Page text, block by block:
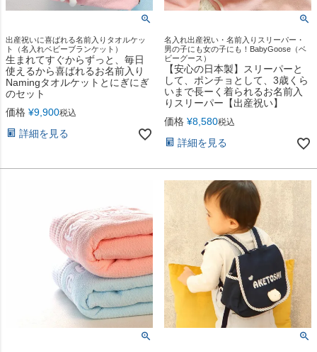
出産祝いに喜ばれる名前入りタオルケッ
ト（名入れベビーブランケット）
生まれてすぐからずっと、毎日
使えるから喜ばれるお名前入り
Namingタオルケットとにぎにぎ
のセット
価格 ¥9,900税込
詳細を見る
名入れ出産祝い・名前入りスリーパー・
男の子にも女の子にも！BabyGoose（ベ
ビーグース）
【安心の日本製】スリーパーと
して、ポンチョとして、3歳くら
いまで長ーく着られるお名前入
りスリーパー【出産祝い】
価格 ¥8,580税込
詳細を見る